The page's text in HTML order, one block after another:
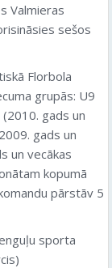
Valmieras
sešos
Florbola
grupās: U9
gads un
gads un
un vecākas
kopumā
pārstāv 5
sporta